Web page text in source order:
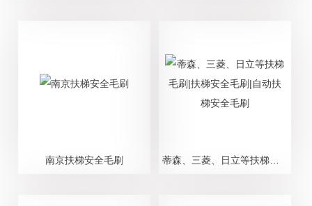
南京扶梯安全毛刷 蒂森、三菱、日立等扶梯毛刷|扶梯安全毛刷|自动扶梯安全毛刷